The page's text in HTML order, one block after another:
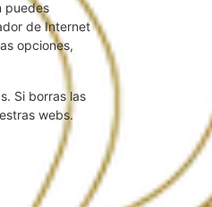
puedes
de Internet
opciones,
Si borras las
webs.